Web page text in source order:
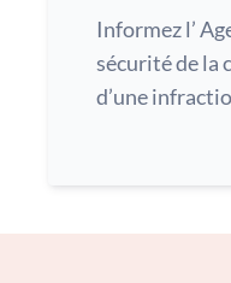
Informez l’
sécurité de la
d’une